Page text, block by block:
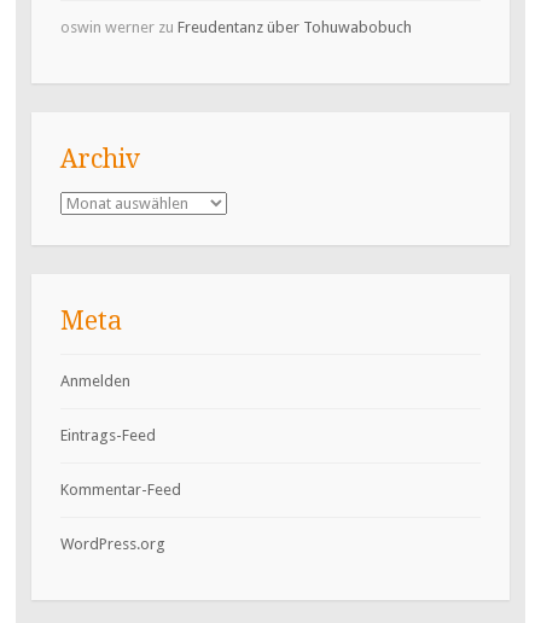
oswin wernerzu Freudentanz über Tohuwabobuch
Archiv
Archiv
Meta
Anmelden
Eintrags-Feed
Kommentar-Feed
WordPress.org